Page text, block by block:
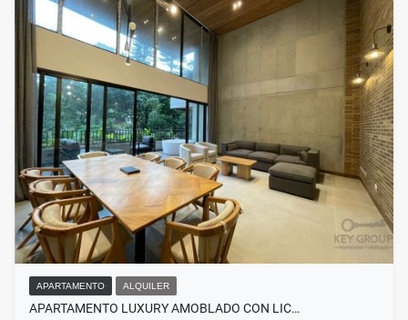
APARTAMENTO ALQUILER
APARTAMENTO LUXURY AMOBLADO CON LIC…